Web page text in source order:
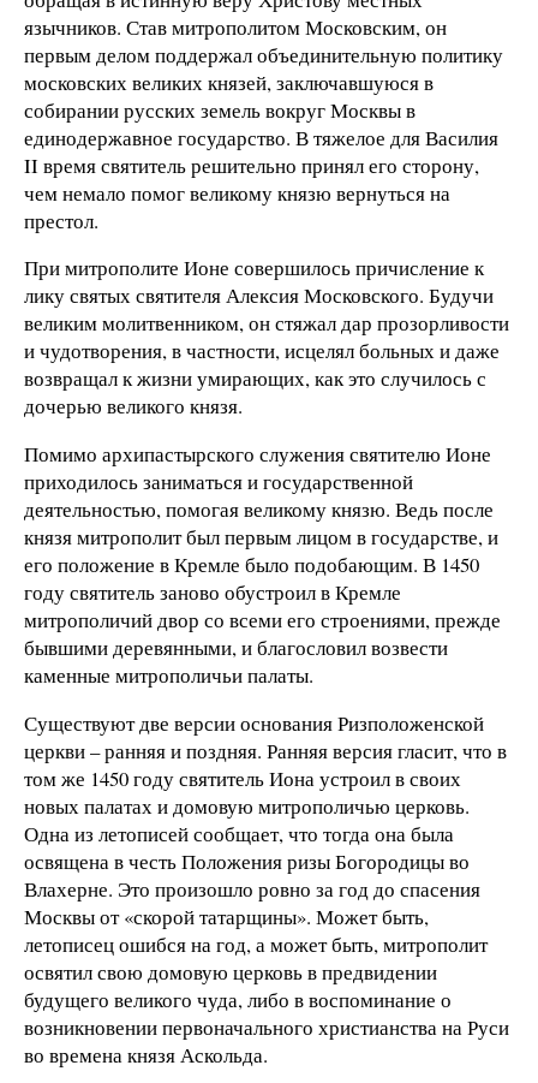
язычников. Став митрополитом Московским, он
первым делом поддержал объединительную политику
московских великих князей, заключавшуюся в
собирании русских земель вокруг Москвы в
единодержавное государство. В тяжелое для Василия
II время святитель решительно принял его сторону,
чем немало помог великому князю вернуться на
престол.
При митрополите Ионе совершилось причисление к
лику святых святителя Алексия Московского. Будучи
великим молитвенником, он стяжал дар прозорливости
и чудотворения, в частности, исцелял больных и даже
возвращал к жизни умирающих, как это случилось с
дочерью великого князя.
Помимо архипастырского служения святителю Ионе
приходилось заниматься и государственной
деятельностью, помогая великому князю. Ведь после
князя митрополит был первым лицом в государстве, и
его положение в Кремле было подобающим. В 1450
году святитель заново обустроил в Кремле
митрополичий двор со всеми его строениями, прежде
бывшими деревянными, и благословил возвести
каменные митрополичьи палаты.
Существуют две версии основания Ризположенской
церкви – ранняя и поздняя. Ранняя версия гласит, что в
том же 1450 году святитель Иона устроил в своих
новых палатах и домовую митрополичью церковь.
Одна из летописей сообщает, что тогда она была
освящена в честь Положения ризы Богородицы во
Влахерне. Это произошло ровно за год до спасения
Москвы от «скорой татарщины». Может быть,
летописец ошибся на год, а может быть, митрополит
освятил свою домовую церковь в предвидении
будущего великого чуда, либо в воспоминание о
возникновении первоначального христианства на Руси
во времена князя Аскольда.